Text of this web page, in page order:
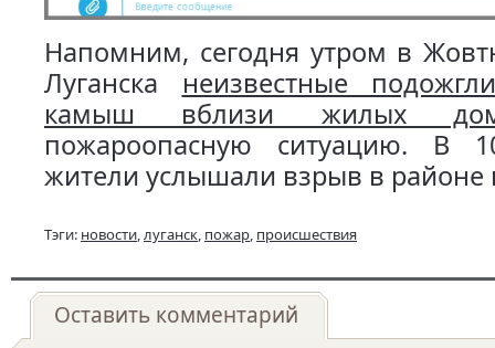
Напомним, сегодня утром в
Луганска неизвестные
камыш вблизи жилых
пожароопасную ситуацию. В
жители услышали взрыв в районе
Тэги: новости,луганск, пожар, происшествия
Оставить комментарий